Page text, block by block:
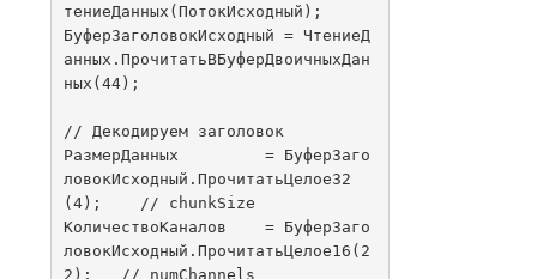
тениеДанных(ПотокИсходный);
БуферЗаголовокИсходный = ЧтениеД
анных.ПрочитатьВБуферДвоичныхДан
ных(44);
// Декодируем заголовок
РазмерДанных         = БуферЗаго
ловокИсходный.ПрочитатьЦелое32
(4);    // chunkSize
КоличествоКаналов    = БуферЗаго
ловокИсходный.ПрочитатьЦелое16(2
2);   // numChannels